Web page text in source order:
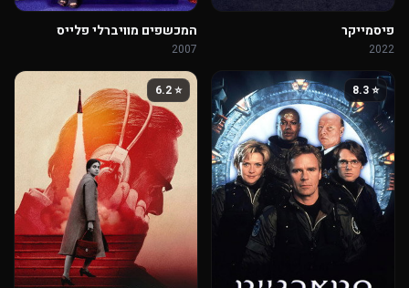
פיסמייקר
2022
המכשפים מוויברלי פלייס
2007
⭐ 8.3
⭐ 6.2